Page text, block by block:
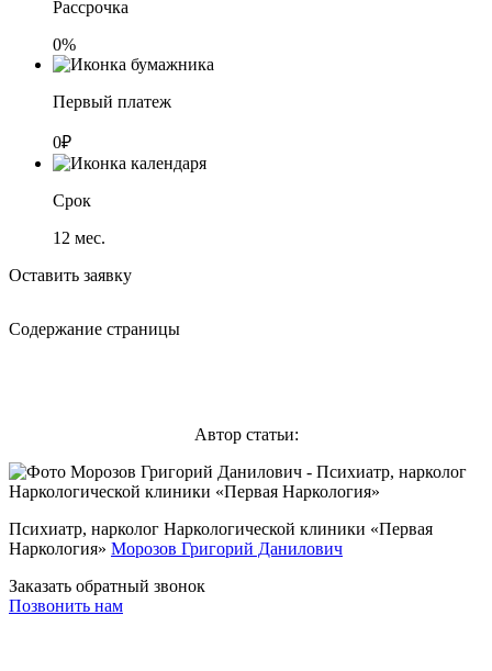
Рассрочка
0%
Первый платеж
0₽
Срок
12 мес.
Оставить заявку
Содержание страницы
Автор статьи:
Психиатр, нарколог Наркологической клиники «Первая
Наркология» Морозов Григорий Данилович
Заказать обратный звонок
Позвонить нам